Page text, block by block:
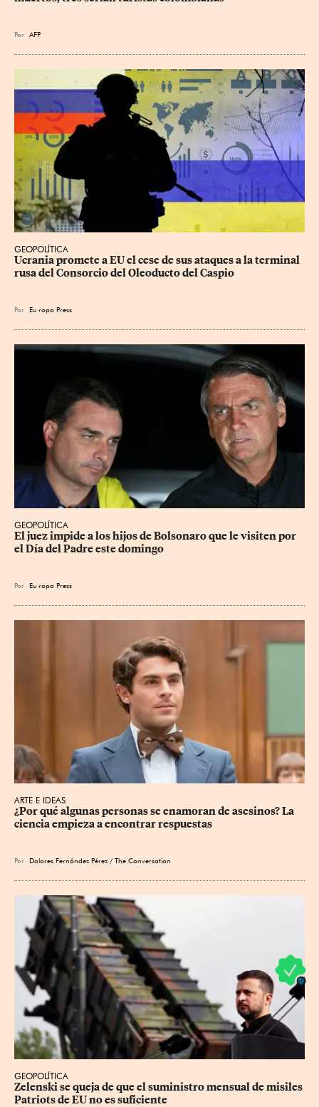
Por AFP
GEOPOLÍTICA
Ucrania promete a EU el cese de sus ataques a la terminal
rusa del Consorcio del Oleoducto del Caspio
Por Eu ropa Press
GEOPOLÍTICA
El juez impide a los hijos de Bolsonaro que le visiten por
el Día del Padre este domingo
Por Eu ropa Press
ARTE E IDEAS
¿Por qué algunas personas se enamoran de asesinos? La
ciencia empieza a encontrar respuestas
Por Dolores Fernández Pérez / The Conversation
GEOPOLÍTICA
Zelenski se queja de que el suministro mensual de misiles
Patriots de EU no es suficiente